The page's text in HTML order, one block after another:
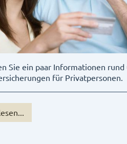
Sie ein paar Informationen rund
für Privatpersonen.